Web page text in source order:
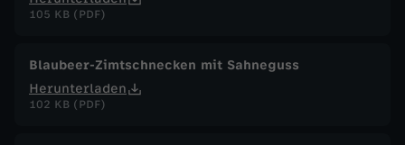
105 KB (PDF)
Blaubeer-Zimtschnecken mit Sahneguss
Herunterladen
102 KB (PDF)